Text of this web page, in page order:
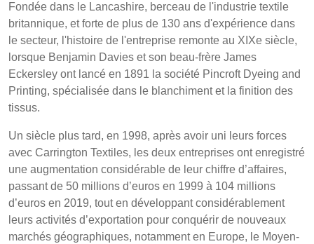
Recherche Avancée
Connexion
S'inscrire
Fondée dans le Lancashire, berceau de l'industrie textile
britannique, et forte de plus de 130 ans d'expérience dans
le secteur, l'histoire de l'entreprise remonte au XIXe siècle,
lorsque Benjamin Davies et son beau-frère James
Eckersley ont lancé en 1891 la société Pincroft Dyeing and
Printing, spécialisée dans le blanchiment et la finition des
tissus.
Un siècle plus tard, en 1998, après avoir uni leurs forces
avec Carrington Textiles, les deux entreprises ont enregistré
une augmentation considérable de leur chiffre d’affaires,
passant de 50 millions d’euros en 1999 à 104 millions
d’euros en 2019, tout en développant considérablement
leurs activités d’exportation pour conquérir de nouveaux
marchés géographiques, notamment en Europe, le Moyen-